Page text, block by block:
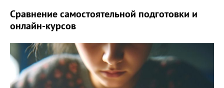
Сравнение самостоятельной подготовки и
онлайн-курсов